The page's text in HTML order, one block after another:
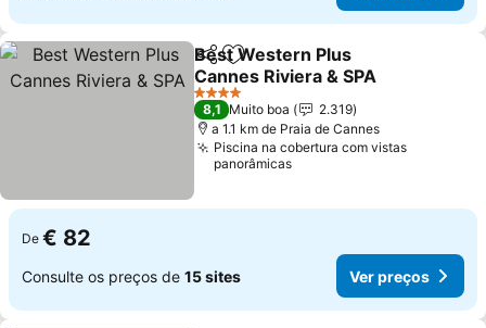
PartilharAdicionar aos favoritos
Best Western Plus
Cannes Riviera & SPA
Ver preços
4 Estrelas
8,1 Muito boa
2.319
a 1.1 km de Praia de Cannes
Piscina na cobertura com vistas
panorâmicas
De € 82
Consulte os preços de 15 sites Ver preços